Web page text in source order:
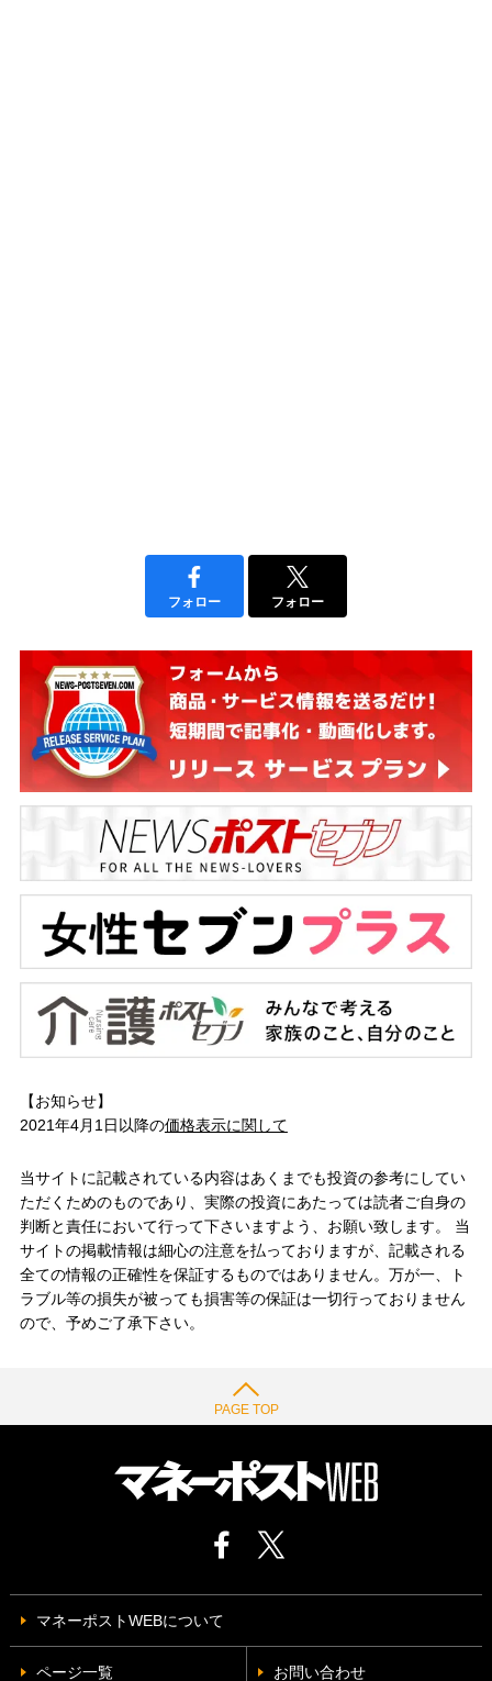
フォロー フォロー
【お知らせ】
2021年4月1日以降の価格表示に関して
当サイトに記載されている内容はあくまでも投資の参考にしてい
ただくためのものであり、実際の投資にあたっては読者ご自身の
判断と責任において行って下さいますよう、お願い致します。 当
サイトの掲載情報は細心の注意を払っておりますが、記載される
全ての情報の正確性を保証するものではありません。万が一、ト
ラブル等の損失が被っても損害等の保証は一切行っておりません
ので、予めご了承下さい。
PAGE TOP
マネーポストWEBについて
ページ一覧 お問い合わせ